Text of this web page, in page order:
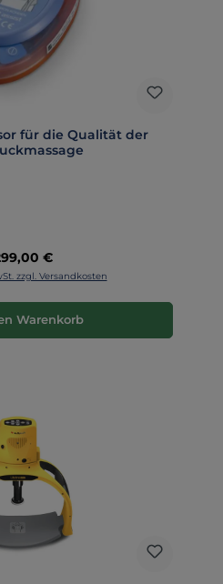
für die Qualität der
Preis:
€
zzgl. Versandkosten
Warenkorb